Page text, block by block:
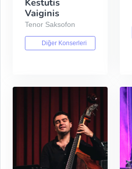
Kestutis
Vaiginis
Tenor Saksofon
Diğer Konserleri